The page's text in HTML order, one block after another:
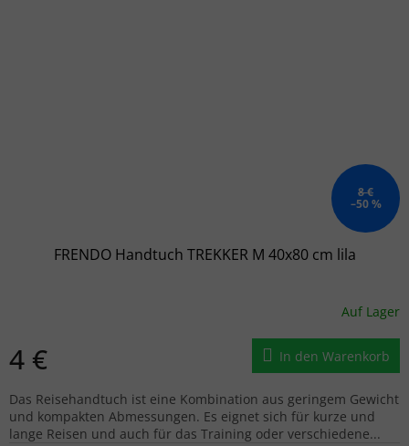
8 €
–50 %
FRENDO Handtuch TREKKER M 40x80 cm lila
Auf Lager
4 € In den Warenkorb
Das Reisehandtuch ist eine Kombination aus geringem Gewicht
und kompakten Abmessungen. Es eignet sich für kurze und
lange Reisen und auch für das Training oder verschiedene...